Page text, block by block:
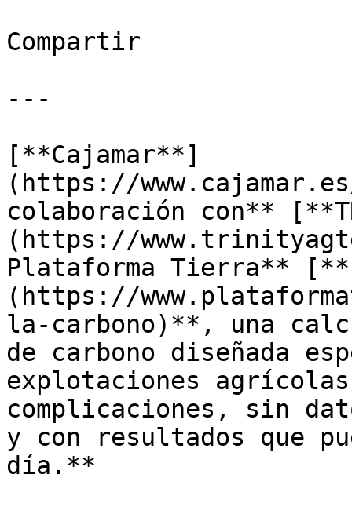
Compartir
---
[**Cajamar**]
(https://
colaboración con**
(https://
Plataforma Tierra**
(https://
la-carbono)**, una
de carbono diseñada
explotaciones
complicaciones, sin
y con resultados que
día.**